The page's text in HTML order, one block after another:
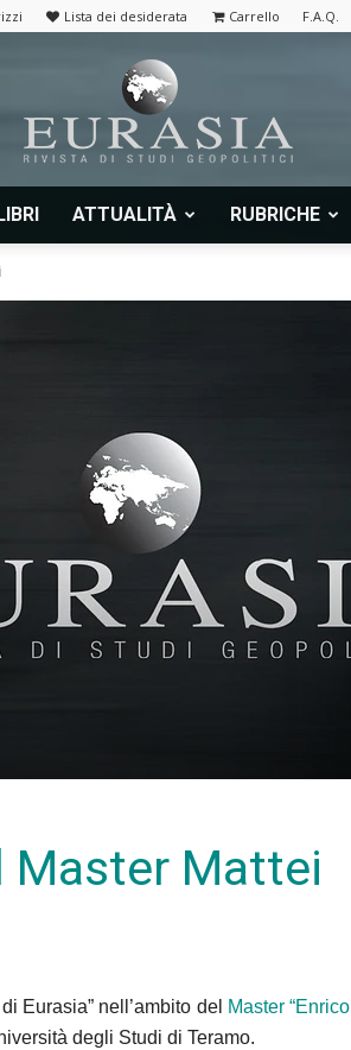
Lista dei desiderata Carrello F.A.Q.
Rivista
studi
geopolitici
ATTUALITÀ RUBRICHE
Master Mattei
Eurasia” nell’ambito del Master “Enrico
degli Studi di Teramo.